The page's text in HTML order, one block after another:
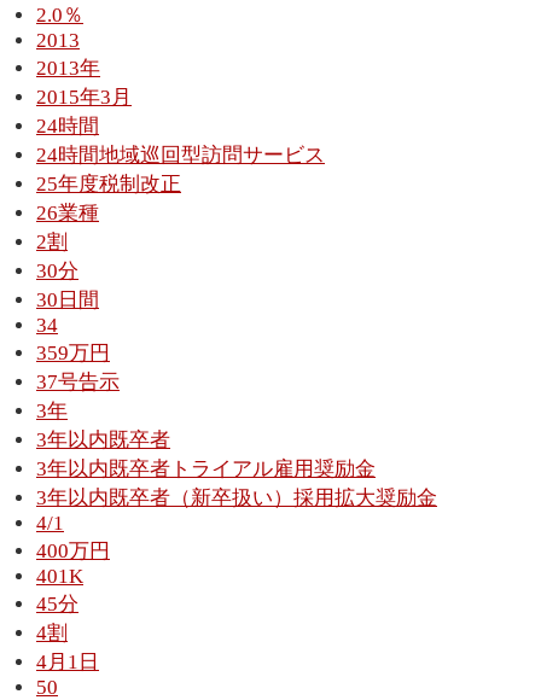
2.0％
2013
2013年
2015年3月
24時間
24時間地域巡回型訪問サービス
25年度税制改正
26業種
2割
30分
30日間
34
359万円
37号告示
3年
3年以内既卒者
3年以内既卒者トライアル雇用奨励金
3年以内既卒者（新卒扱い）採用拡大奨励金
4/1
400万円
401K
45分
4割
4月1日
50